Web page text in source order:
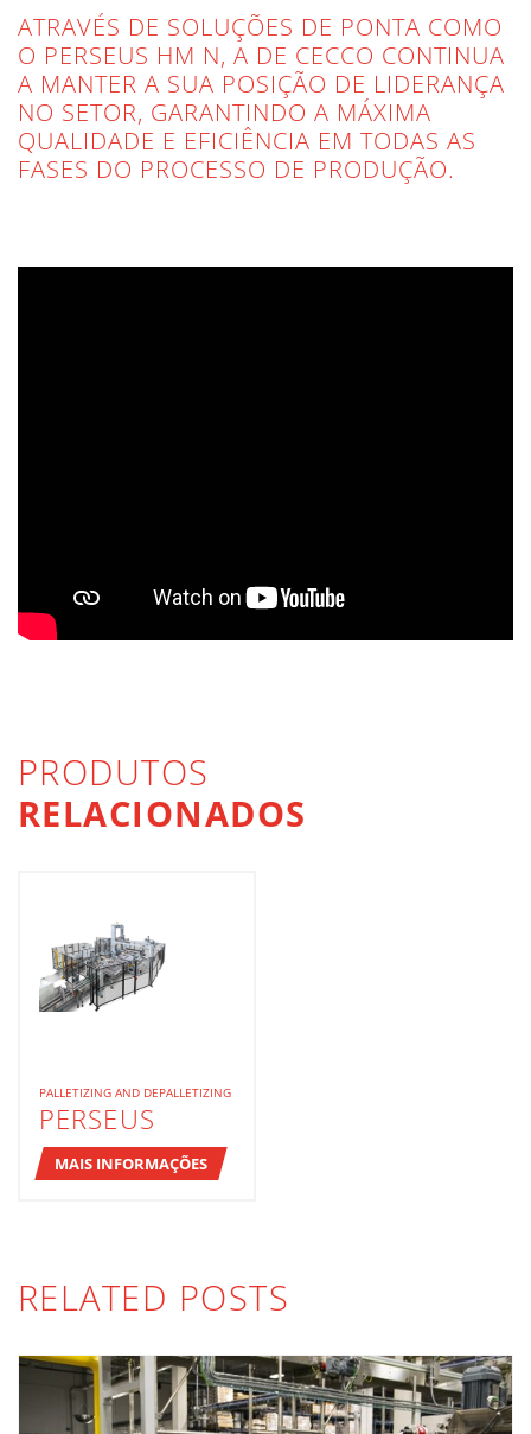
ATRAVÉS DE SOLUÇÕES DE PONTA COMO
O PERSEUS HM N, A DE CECCO CONTINUA
A MANTER A SUA POSIÇÃO DE LIDERANÇA
NO SETOR, GARANTINDO A MÁXIMA
QUALIDADE E EFICIÊNCIA EM TODAS AS
FASES DO PROCESSO DE PRODUÇÃO.
PRODUTOS
RELACIONADOS
PALLETIZING AND DEPALLETIZING
PERSEUS
MAIS INFORMAÇÕES
RELATED POSTS